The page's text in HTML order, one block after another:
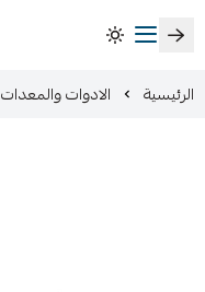
الرئيسية الادوات والمعدات